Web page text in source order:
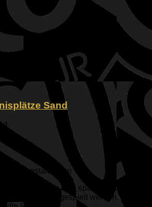
Sand
1
Veranstaltungen
kann vom späten Frühling bis
ESV Tennis gespielt werden. Bitte